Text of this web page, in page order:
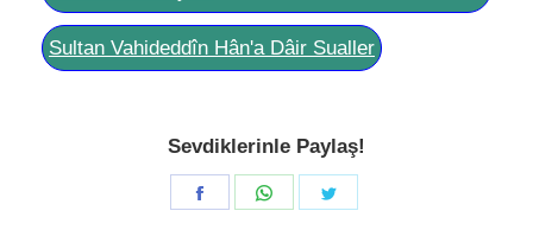
Sultan Vahideddîn Hân'a Dâir Sualler
Sevdiklerinle Paylaş!
Share
Share